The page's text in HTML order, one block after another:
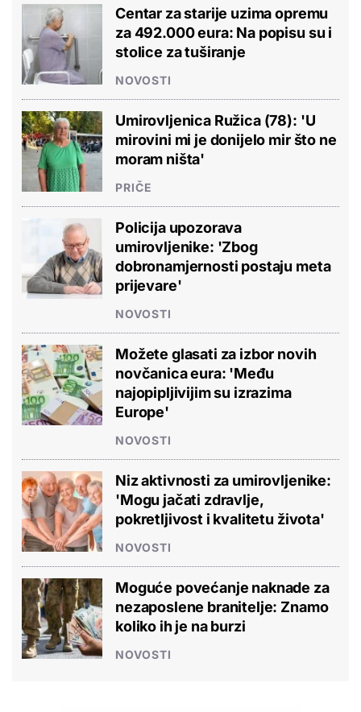
Centar za starije uzima opremu
za 492.000 eura: Na popisu su i
stolice za tuširanje
NOVOSTI
Umirovljenica Ružica (78): 'U
mirovini mi je donijelo mir što ne
moram ništa'
PRIČE
Policija upozorava
umirovljenike: 'Zbog
dobronamjernosti postaju meta
prijevare'
NOVOSTI
Možete glasati za izbor novih
novčanica eura: 'Među
najopipljivijim su izrazima
Europe'
NOVOSTI
Niz aktivnosti za umirovljenike:
'Mogu jačati zdravlje,
pokretljivost i kvalitetu života'
NOVOSTI
Moguće povećanje naknade za
nezaposlene branitelje: Znamo
koliko ih je na burzi
NOVOSTI